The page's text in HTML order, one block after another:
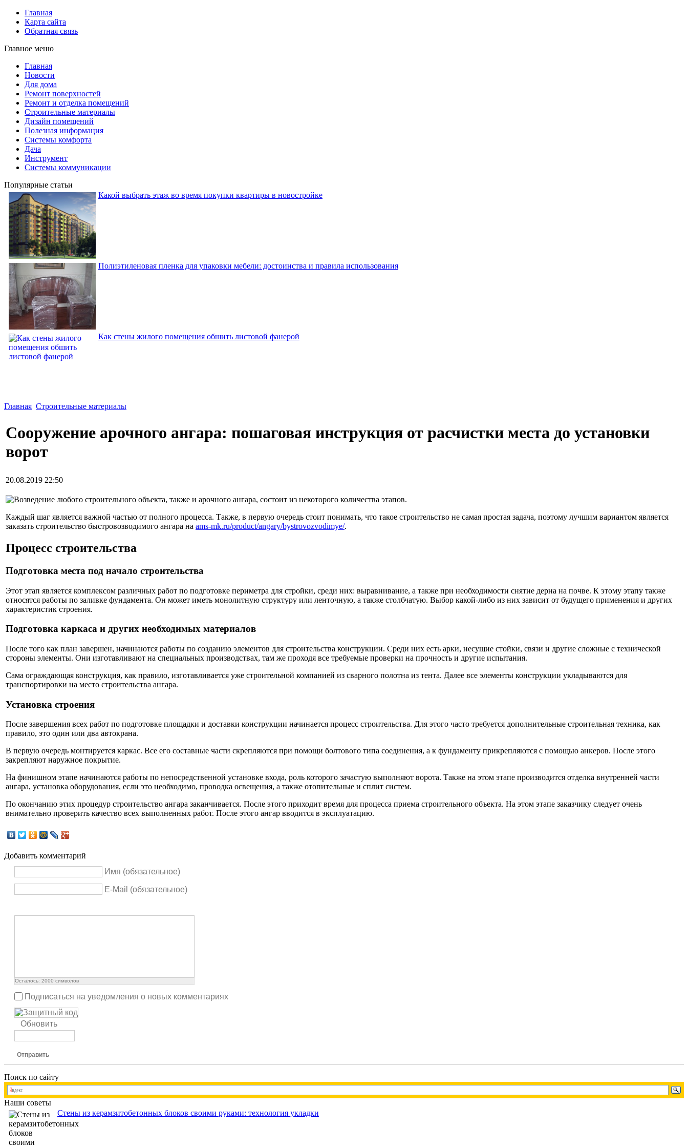
Главная
Карта сайта
Обратная связь
Главное меню
Главная
Новости
Для дома
Ремонт поверхностей
Ремонт и отделка помещений
Строительные материалы
Дизайн помещений
Полезная информация
Системы комфорта
Дача
Инструмент
Системы коммуникации
Популярные статьи
Какой выбрать этаж во время покупки квартиры в новостройке
Полиэтиленовая пленка для упаковки мебели: достоинства и правила использования
Как стены жилого помещения обшить листовой фанерой
Главная Строительные материалы
Сооружение арочного ангара: пошаговая инструкция от расчистки места до установки
ворот
20.08.2019 22:50
Возведение любого строительного объекта, также и арочного ангара, состоит из некоторого количества этапов.
Каждый шаг является важной частью от полного процесса. Также, в первую очередь стоит понимать, что такое строительство не самая простая задача, поэтому лучшим вариантом является
заказать строительство быстровозводимого ангара на ams-mk.ru/product/angary/bystrovozvodimye/.
Процесс строительства
Подготовка места под начало строительства
Этот этап является комплексом различных работ по подготовке периметра для стройки, среди них: выравнивание, а также при необходимости снятие дерна на почве. К этому этапу также
относятся работы по заливке фундамента. Он может иметь монолитную структуру или ленточную, а также столбчатую. Выбор какой-либо из них зависит от будущего применения и других
характеристик строения.
Подготовка каркаса и других необходимых материалов
После того как план завершен, начинаются работы по созданию элементов для строительства конструкции. Среди них есть арки, несущие стойки, связи и другие сложные с технической
стороны элементы. Они изготавливают на специальных производствах, там же проходя все требуемые проверки на прочность и другие испытания.
Сама ограждающая конструкция, как правило, изготавливается уже строительной компанией из сварного полотна из тента. Далее все элементы конструкции укладываются для
транспортировки на место строительства ангара.
Установка строения
После завершения всех работ по подготовке площадки и доставки конструкции начинается процесс строительства. Для этого часто требуется дополнительные строительная техника, как
правило, это один или два автокрана.
В первую очередь монтируется каркас. Все его составные части скрепляются при помощи болтового типа соединения, а к фундаменту прикрепляются с помощью анкеров. После этого
закрепляют наружное покрытие.
На финишном этапе начинаются работы по непосредственной установке входа, роль которого зачастую выполняют ворота. Также на этом этапе производится отделка внутренней части
ангара, установка оборудования, если это необходимо, проводка освещения, а также отопительные и сплит систем.
По окончанию этих процедур строительство ангара заканчивается. После этого приходит время для процесса приема строительного объекта. На этом этапе заказчику следует очень
внимательно проверить качество всех выполненных работ. После этого ангар вводится в эксплуатацию.
Добавить комментарий
Имя (обязательное)
E-Mail (обязательное)
Осталось: 2000 символов
Подписаться на уведомления о новых комментариях
Обновить
Отправить
Поиск по сайту
Наши советы
Стены из керамзитобетонных блоков своими руками: технология укладки